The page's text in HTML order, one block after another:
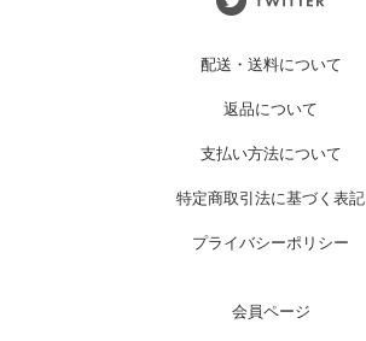
配送・送料について
返品について
支払い方法について
特定商取引法に基づく表記
プライバシーポリシー
会員ページ